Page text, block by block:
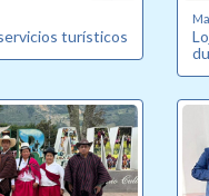
turísticos